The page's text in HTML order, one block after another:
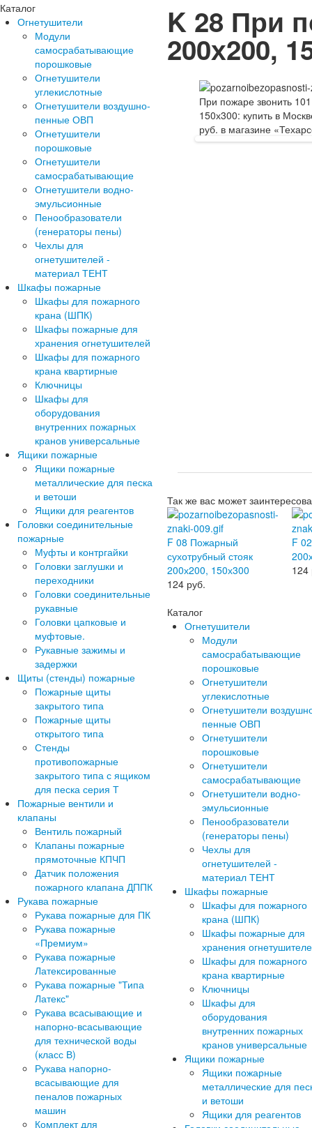
Каталог
Огнетушители
Модули
самосрабатывающие
порошковые
Огнетушители
углекислотные
Огнетушители воздушно-
пенные ОВП
Огнетушители
порошковые
Огнетушители
самосрабатывающие
Огнетушители водно-
эмульсионные
Пенообразователи
(генераторы пены)
Чехлы для
огнетушителей -
материал ТЕНТ
Шкафы пожарные
Шкафы для пожарного
крана (ШПК)
Шкафы пожарные для
хранения огнетушителей
Шкафы для пожарного
крана квартирные
Ключницы
Шкафы для
оборудования
внутренних пожарных
кранов универсальные
Ящики пожарные
Ящики пожарные
металлические для песка
и ветоши
Ящики для реагентов
Головки соединительные
пожарные
Муфты и контргайки
Головки заглушки и
переходники
Головки соединительные
рукавные
Головки цапковые и
муфтовые.
Рукавные зажимы и
задержки
Щиты (стенды) пожарные
Пожарные щиты
закрытого типа
Пожарные щиты
открытого типа
Стенды
противопожарные
закрытого типа с ящиком
для песка серия Т
Пожарные вентили и
клапаны
Вентиль пожарный
Клапаны пожарные
прямоточные КПЧП
Датчик положения
пожарного клапана ДППК
Рукава пожарные
Рукава пожарные для ПК
Рукава пожарные
«Премиум»
Рукава пожарные
Латексированные
Рукава пожарные "Типа
Латекс"
Рукава всасывающие и
напорно-всасывающие
для технической воды
(класс В)
Рукава напорно-
всасывающие для
пеналов пожарных
машин
Комплект для
K 28 При
200х200,
Так же вас может
F 08 Пожарный
сухотрубный стояк
200х200, 150х300
124 руб.
F
124
Каталог
Огнетушители
Модули
самосрабатывающие
порошковые
Огнетушители
углекислотные
Огнетушители
пенные ОВП
Огнетушители
порошковые
Огнетушители
самосрабатывающие
Огнетушители водно-
эмульсионные
Пенообразователи
(генераторы пены)
Чехлы для
огнетушителей -
материал ТЕНТ
Шкафы пожарные
Шкафы для пожарного
крана (ШПК)
Шкафы пожарные для
хранения
Шкафы для пожарного
крана квартирные
Ключницы
Шкафы для
оборудования
внутренних пожарных
кранов универсальные
Ящики пожарные
Ящики пожарные
металлические для
и ветоши
Ящики для реагентов